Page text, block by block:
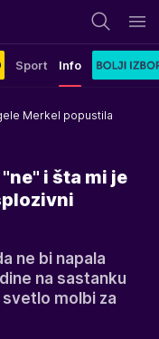
Sport Info
Merkel popustila
i šta mi je
ne bi napala
na sastanku
svetlo molbi za